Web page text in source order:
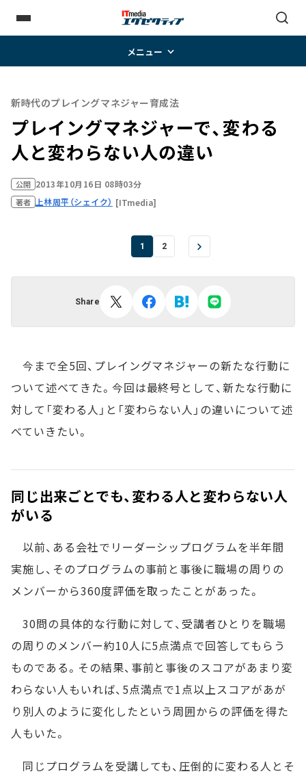
メニュー
新時代のプレイングマネジャー育成法
プレイングマネジャーで、変わる
人と変わらない人の違い
公開 2013年10月16日 08時03分
著者 上林周平（シェイク） [ITmedia]
1 2
Share
今まで全5回、プレイングマネジャーの新たな行動に
ついて述べてきた。今回は最終号として、新たな行動に
対して「変わる人」と「変わらない人」の違いについて述
べていきたい。
同じ出来ごとでも、変わる人と変わらない人
がいる
以前、ある会社でリーダーシップログラムを半年間
実施し、そのプログラムの事前と事後に職場の周りの
メンバーから360度評価を取ったことがあった。
30問の具体的な行動に対して、受講者ひとりを職場
の周りのメンバー約10人に5点満点で回答してもらう
ものである。その結果、事前と事後のスコアがあまり変
わらない人もいれば、5点満点で1点以上スコアがあが
り別人のように変化したという周囲からの評価を得た
人もいた。
同じプログラムを受講しても、圧倒的に変わる人とそ